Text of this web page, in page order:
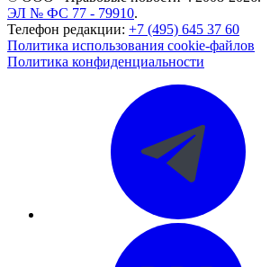
ЭЛ № ФС 77 - 79910.
Телефон редакции: +7 (495) 645 37 60
Политика использования cookie-файлов
Политика конфиденциальности